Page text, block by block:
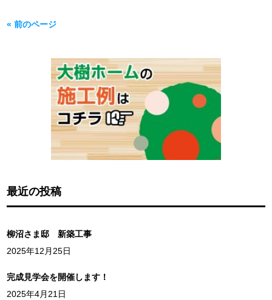
« 前のページ
最近の投稿
柳沼さま邸 新築工事
2025年12月25日
完成見学会を開催します！
2025年4月21日